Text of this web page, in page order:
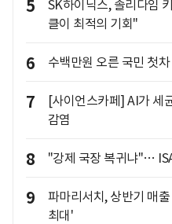
5
SK하이닉스, 솔리다임
클이 최적의 기회"
6 수백만원 오른 국민 첫
7
[사이언스카페] AI가 세
감염
8 "강제 국장 복귀냐"…
9
파마리서치, 상반기 매
최대'